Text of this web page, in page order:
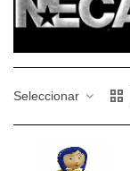
Seleccionar